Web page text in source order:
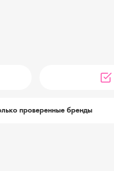
проверенные бренды